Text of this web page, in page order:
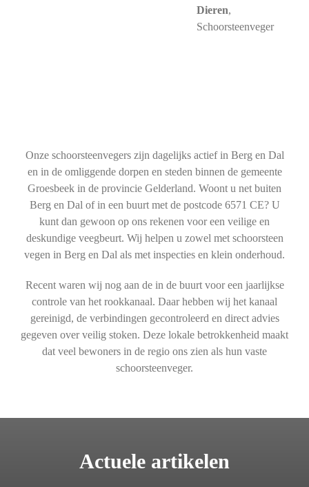
Dieren,
Schoorsteenveger
Onze schoorsteenvegers zijn dagelijks actief in Berg en Dal
en in de omliggende dorpen en steden binnen de gemeente
Groesbeek in de provincie Gelderland. Woont u net buiten
Berg en Dal of in een buurt met de postcode 6571 CE? U
kunt dan gewoon op ons rekenen voor een veilige en
deskundige veegbeurt. Wij helpen u zowel met schoorsteen
vegen in Berg en Dal als met inspecties en klein onderhoud.
Recent waren wij nog aan de in de buurt voor een jaarlijkse
controle van het rookkanaal. Daar hebben wij het kanaal
gereinigd, de verbindingen gecontroleerd en direct advies
gegeven over veilig stoken. Deze lokale betrokkenheid maakt
dat veel bewoners in de regio ons zien als hun vaste
schoorsteenveger.
Actuele artikelen